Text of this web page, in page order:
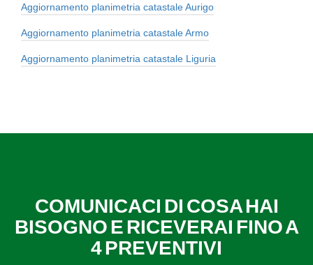
Aggiornamento planimetria catastale Aurigo
Aggiornamento planimetria catastale Armo
Aggiornamento planimetria catastale Liguria
COMUNICACI DI COSA HAI
BISOGNO E RICEVERAI FINO A
4 PREVENTIVI